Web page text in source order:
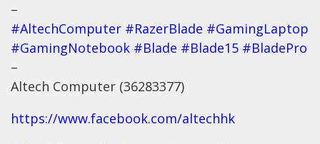
–
#AltechComputer #RazerBlade #GamingLaptop
#GamingNotebook #Blade #Blade15 #BladePro
–
Altech Computer (36283377)
https://www.facebook.com/altechhk